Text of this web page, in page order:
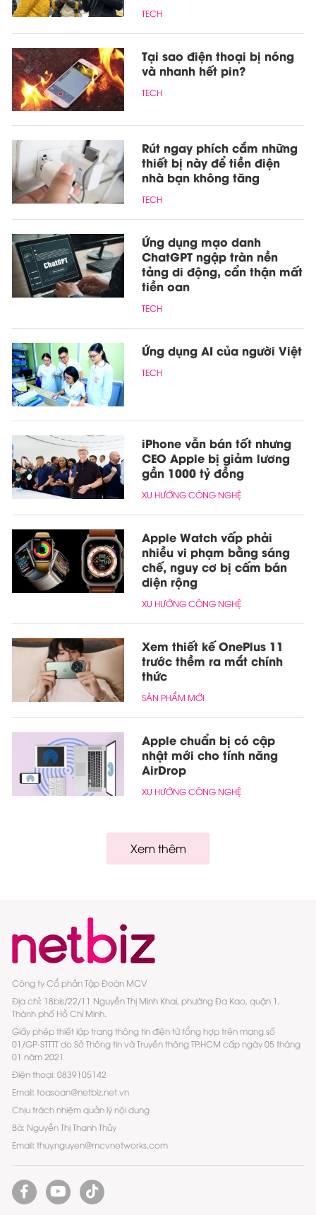
TECH
Tại sao điện thoại bị nóng
và nhanh hết pin?
TECH
Rút ngay phích cắm những
thiết bị này để tiền điện
nhà bạn không tăng
TECH
Ứng dụng mạo danh
ChatGPT ngập tràn nền
tảng di động, cẩn thận mất
tiền oan
TECH
Ứng dụng AI của người Việt
TECH
iPhone vẫn bán tốt nhưng
CEO Apple bị giảm lương
gần 1000 tỷ đồng
XU HƯỚNG CÔNG NGHỆ
Apple Watch vấp phải
nhiều vi phạm bằng sáng
chế, nguy cơ bị cấm bán
diện rộng
XU HƯỚNG CÔNG NGHỆ
Xem thiết kế OnePlus 11
trước thềm ra mắt chính
thức
SẢN PHẨM MỚI
Apple chuẩn bị có cập
nhật mới cho tính năng
AirDrop
XU HƯỚNG CÔNG NGHỆ
Xem thêm
Công ty Cổ phần Tập Đoàn MCV
Địa chỉ: 18bis/22/11 Nguyễn Thị Minh Khai, phường Đa Kao, quận 1,
Thành phố Hồ Chí Minh.
Giấy phép thiết lập trang thông tin điện tử tổng hợp trên mạng số
01/GP-STTTT do Sở Thông tin và Truyền thông TP.HCM cấp ngày 05 tháng
01 năm 2021
Điện thoại: 0839105142
Email: toasoan@netbiz.net.vn
Chịu trách nhiệm quản lý nội dung
Bà: Nguyễn Thị Thanh Thủy
Email: thuy.nguyen@mcvnetworks.com